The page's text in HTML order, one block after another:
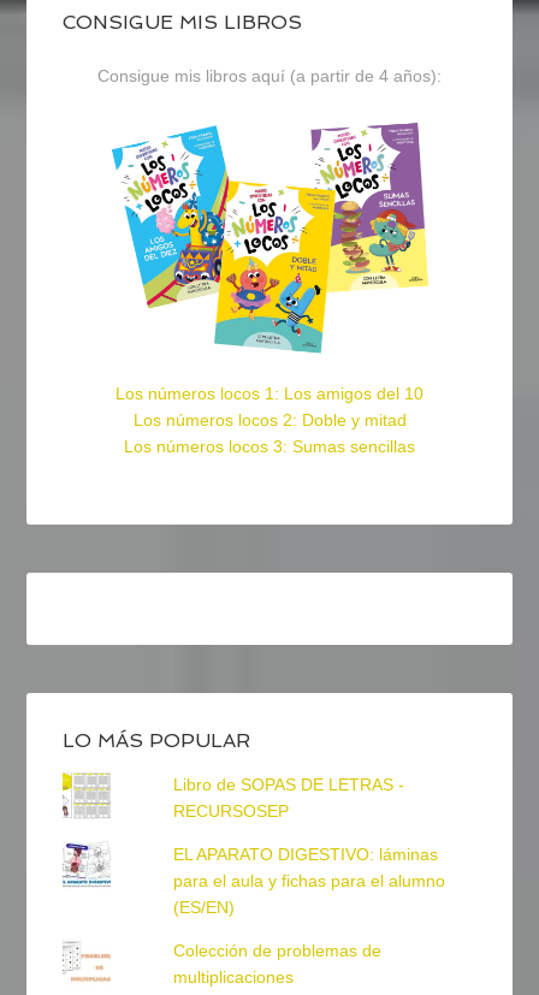
CONSIGUE MIS LIBROS
Consigue mis libros aquí (a partir de 4 años):
Los números locos 1: Los amigos del 10
Los números locos 2: Doble y mitad
Los números locos 3: Sumas sencillas
LO MÁS POPULAR
Libro de SOPAS DE LETRAS -
RECURSOSEP
EL APARATO DIGESTIVO: láminas
para el aula y fichas para el alumno
(ES/EN)
Colección de problemas de
multiplicaciones